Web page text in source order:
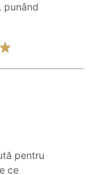
punând
pentru
ce